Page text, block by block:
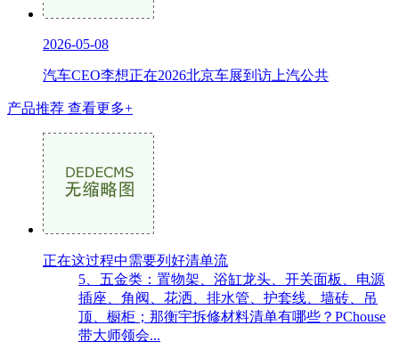
2026-05-08
汽车CEO李想正在2026北京车展到访上汽公共
产品推荐 查看更多+
正在这过程中需要列好清单流
5、五金类：置物架、浴缸龙头、开关面板、电源
插座、角阀、花洒、排水管、护套线、墙砖、吊
顶、橱柜；那衡宇拆修材料清单有哪些？PChouse
带大师领会...